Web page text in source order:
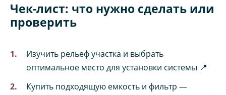
Чек-лист: что нужно сделать или
проверить
Изучить рельеф участка и выбрать
оптимальное место для установки системы 📍
Купить подходящую емкость и фильтр —